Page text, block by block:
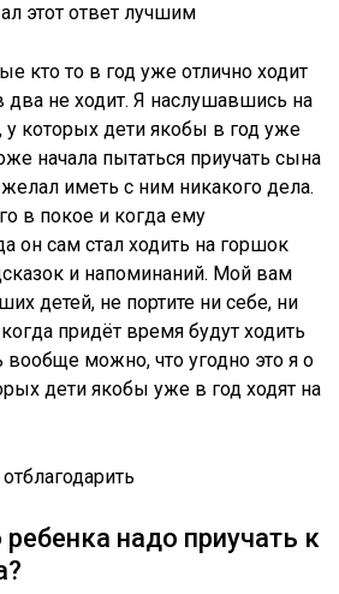
этот ответ лучшим
кто то в год уже отлично ходит
два не ходит. Я наслушавшись на
которых дети якобы в год уже
начала пытаться приучать сына
иметь с ним никакого дела.
в покое и когда ему
он сам стал ходить на горшок
и напоминаний. Мой вам
детей, не портите ни себе, ни
придёт время будут ходить
вообще можно, что угодно это я о
дети якобы уже в год ходят на
надо приучать к